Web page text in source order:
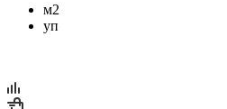
м2
уп